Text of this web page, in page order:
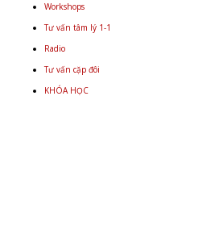
Workshops
Tư vấn tâm lý 1-1
Radio
Tư vấn cặp đôi
KHÓA HỌC